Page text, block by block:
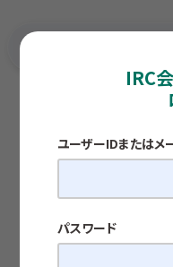
IRC
ユーザーIDまたはメ
パスワード
「税金の
向かうの
調査レポート
は解消へ向かうの
公開日：2025.11.05